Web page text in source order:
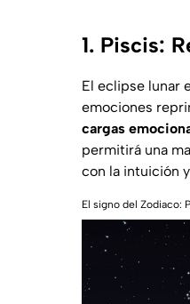
1. Piscis:
El eclipse lunar
emociones
cargas
permitirá una
con la intuición
El signo del Zodiaco: